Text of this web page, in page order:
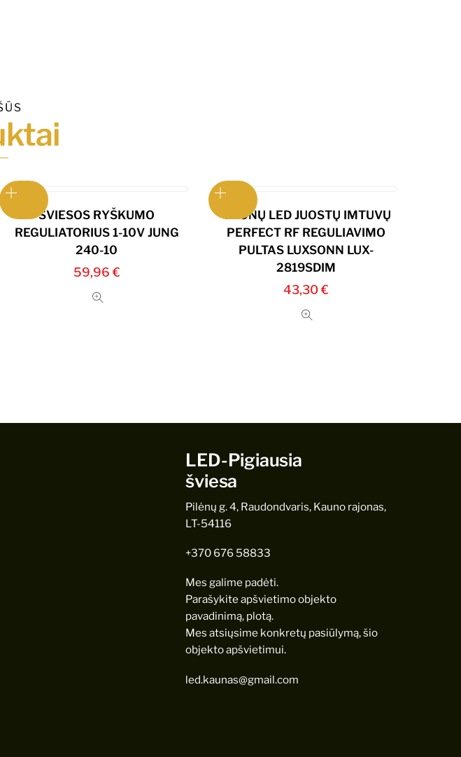
ŠVIESOS RYŠKUMO
REGULIATORIUS 1-10V JUNG
240-10
59,96 €
4 ZONŲ LED JUOSTŲ IMTUVŲ
PERFECT RF REGULIAVIMO
PULTAS LUXSONN LUX-
2819SDIM
43,30€
LED-Pigiausia
šviesa
Pilėnų g. 4, Raudondvaris, Kauno rajonas,
LT-54116
+370 676 58833
Mes galime padėti.
Parašykite apšvietimo objekto
pavadinimą, plotą.
Mes atsiųsime konkretų pasiūlymą, šio
objekto apšvietimui.
led.kaunas@gmail.com